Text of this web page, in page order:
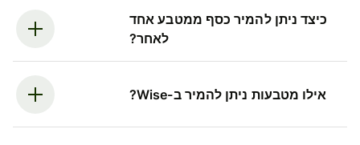
כיצד ניתן להמיר כסף ממטבע אחד
לאחר?
אילו מטבעות ניתן להמיר ב-Wise?